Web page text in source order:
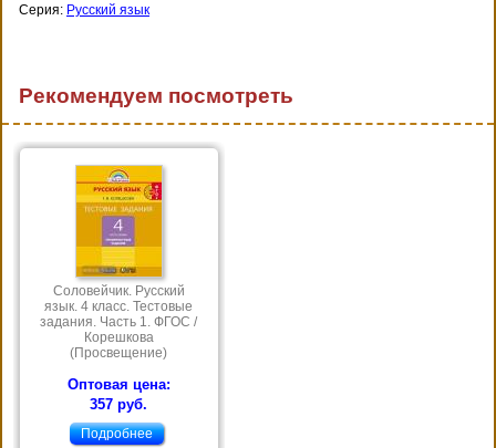
Серия: Русский язык
Рекомендуем посмотреть
Соловейчик. Русский
язык. 4 класс. Тестовые
задания. Часть 1. ФГОС /
Корешкова
(Просвещение)
Оптовая цена:
357 руб.
Подробнее